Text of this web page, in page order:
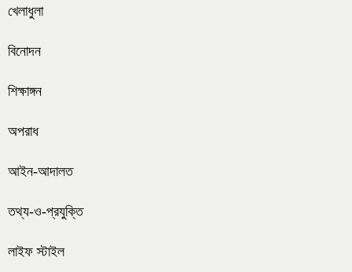
খেলাধুলা
বিনোদন
শিক্ষাঙ্গন
অপরাধ
আইন-আদালত
তথ্য-ও-প্রযুক্তি
লাইফ স্টাইল